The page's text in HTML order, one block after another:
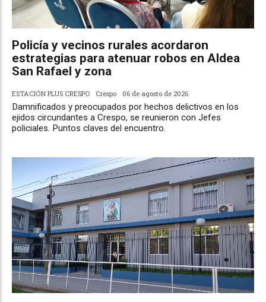
Policía y vecinos rurales acordaron
estrategias para atenuar robos en Aldea
San Rafael y zona
ESTACIÓN PLUS CRESPO Crespo 06 de agosto de 2026
Damnificados y preocupados por hechos delictivos en los
ejidos circundantes a Crespo, se reunieron con Jefes
policiales. Puntos claves del encuentro.